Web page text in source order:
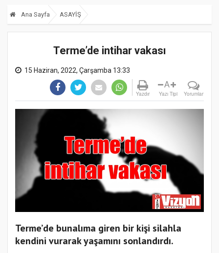
Ana Sayfa ASAYİŞ
Terme’de intihar vakası
15 Haziran, 2022, Çarşamba 13:33
Yazdır
A
Yazı Tipi Yorumlar
Terme’de bunalıma giren bir kişi silahla
kendini vurarak yaşamını sonlandırdı.